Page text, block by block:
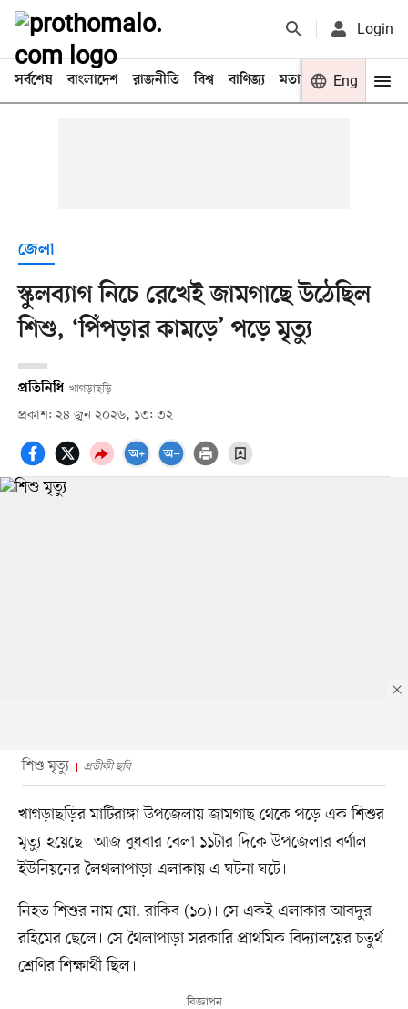
Login
সর্বশেষ বাংলাদেশ রাজনীতি বিশ্ব বাণিজ্য মতামত খেলা
Eng
জেলা
স্কুলব্যাগ নিচে রেখেই জামগাছে উঠেছিল
শিশু, ‘পিঁপড়ার কামড়ে’ পড়ে মৃত্যু
প্রতিনিধি খাগড়াছড়ি
প্রকাশ: ২৪ জুন ২০২৬, ১৩: ৩২
শিশু মৃত্যু প্রতীকী ছবি
খাগড়াছড়ির মাটিরাঙ্গা উপজেলায় জামগাছ থেকে পড়ে এক শিশুর
মৃত্যু হয়েছে। আজ বুধবার বেলা ১১টার দিকে উপজেলার বর্ণাল
ইউনিয়নের লৈথলাপাড়া এলাকায় এ ঘটনা ঘটে।
নিহত শিশুর নাম মো. রাকিব (১০)। সে একই এলাকার আবদুর
রহিমের ছেলে। সে থৈলাপাড়া সরকারি প্রাথমিক বিদ্যালয়ের চতুর্থ
শ্রেণির শিক্ষার্থী ছিল।